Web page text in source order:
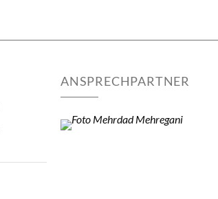
ANSPRECHPARTNER